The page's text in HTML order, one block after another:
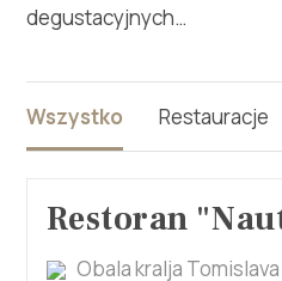
Multimedia
+385 21
degustacyjnych…
Wszystko Restauracje
Restoran
Obala kralja Tomislava